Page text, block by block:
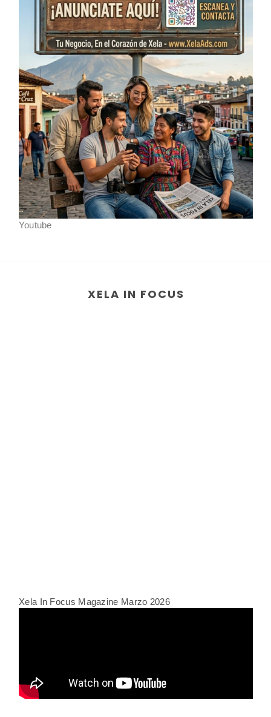
Youtube
XELA IN FOCUS
Xela In Focus Magazine Marzo 2026